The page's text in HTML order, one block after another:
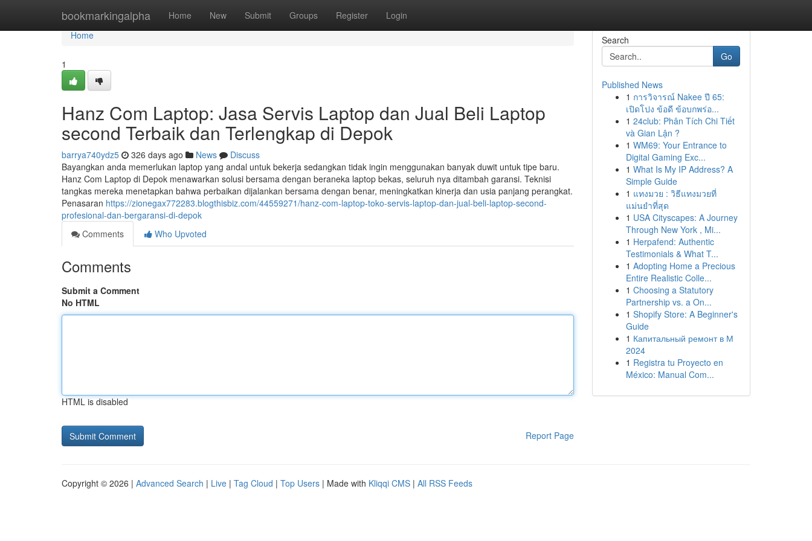
bookmarkingalpha Home New Submit Groups Register Login
Home
Home
1
Hanz Com Laptop: Jasa Servis Laptop dan Jual Beli Laptop
second Terbaik dan Terlengkap di Depok
barrya740ydz5 326 days ago News
Discuss
Bayangkan anda memerlukan laptop yang andal untuk bekerja sedangkan tidak ingin menggunakan banyak duwit untuk tipe baru.
Hanz Com Laptop di Depok menawarkan solusi bersama dengan beraneka laptop bekas, seluruh nya ditambah garansi. Teknisi
tangkas mereka menetapkan bahwa perbaikan dijalankan bersama dengan benar, meningkatkan kinerja dan usia panjang perangkat.
Penasaran https://zionegax772283.blogthisbiz.com/44559271/hanz-com-laptop-toko-servis-laptop-dan-jual-beli-laptop-second-
profesional-dan-bergaransi-di-depok
Comments
Who Upvoted
Comments
Submit a Comment
No HTML
HTML is disabled
Report Page
Search
Go
Published News
1 การวิจารณ์ Nakee ปี 65:
เปิดโปง ข้อดี ข้อบกพร่อ...
1 24club: Phân Tích Chi Tiết
và Gian Lận ?
1 WM69: Your Entrance to
Digital Gaming Exc...
1 What Is My IP Address? A
Simple Guide
1 แทงมวย : วิธีแทงมวยที่
แม่นยำที่สุด
1 USA Cityscapes: A Journey
Through New York , Mi...
1 Herpafend: Authentic
Testimonials & What T...
1 Adopting Home a Precious
Entire Realistic Colle...
1 Choosing a Statutory
Partnership vs. a On...
1 Shopify Store: A Beginner's
Guide
1 Капитальный ремонт в М
2024
1 Registra tu Proyecto en
México: Manual Com...
Copyright © 2026 | Advanced Search | Live | Tag Cloud | Top Users | Made with Kliqqi CMS | All RSS Feeds